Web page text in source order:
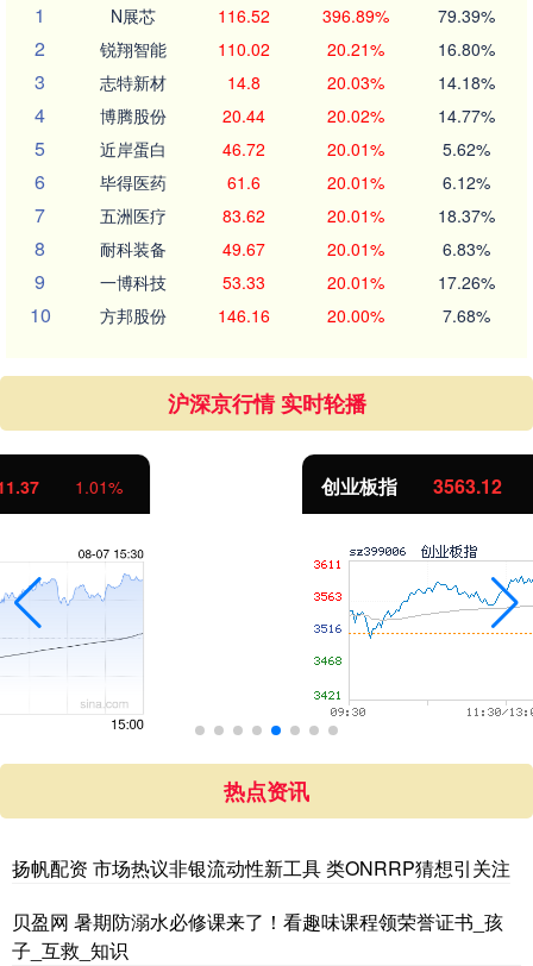
1
N展芯 116.52 396.89% 79.39%
2 锐翔智能 110.02 20.21% 16.80%
3 志特新材 14.8 20.03% 14.18%
4 博腾股份 20.44 20.02% 14.77%
5 近岸蛋白 46.72 20.01% 5.62%
6 毕得医药 61.6 20.01% 6.12%
7 五洲医疗 83.62 20.01% 18.37%
8 耐科装备 49.67 20.01% 6.83%
9 一博科技 53.33 20.01% 17.26%
10 方邦股份 146.16 20.00% 7.68%
沪深京行情 实时轮播
创业板指 47.56 1.35%
热点资讯
扬帆配资 市场热议非银流动性新工具 类ONRRP猜想引关注
贝盈网 暑期防溺水必修课来了！看趣味课程领荣誉证书_孩
子_互救_知识